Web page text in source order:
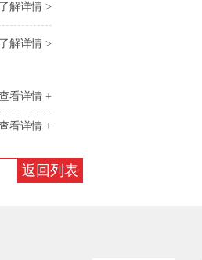
了解详情 >
了解详情 >
看详情 +
看详情 +
返回列表